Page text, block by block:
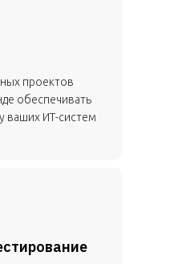
проектов
обеспечивать
ваших ИТ-систем